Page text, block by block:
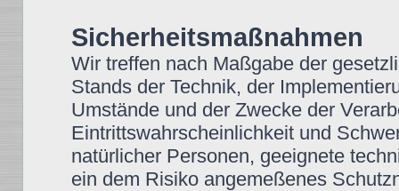
Sicherheitsmaßnahmen
Wir treffen nach Maßgabe der
Stands der Technik, der
Umstände und der Zwecke der
Eintrittswahrscheinlichkeit und
natürlicher Personen, geeignete
ein dem Risiko angemeßenes